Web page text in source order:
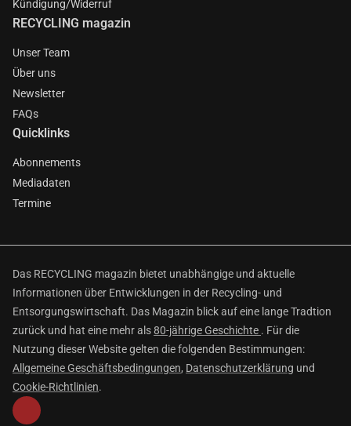
Kündigung/Widerruf
RECYCLING magazin
Unser Team
Über uns
Newsletter
FAQs
Quicklinks
Abonnements
Mediadaten
Termine
Das RECYCLING magazin bietet unabhängige und aktuelle
Informationen über Entwicklungen in der Recycling- und
Entsorgungswirtschaft. Das Magazin blick auf eine lange Tradtion
zurück und hat eine mehr als80-jährige Geschichte . Für die
Nutzung dieser Website gelten die folgenden Bestimmungen:
Allgemeine Geschäftsbedingungen, Datenschutzerklärung und
Cookie-Richtlinien.